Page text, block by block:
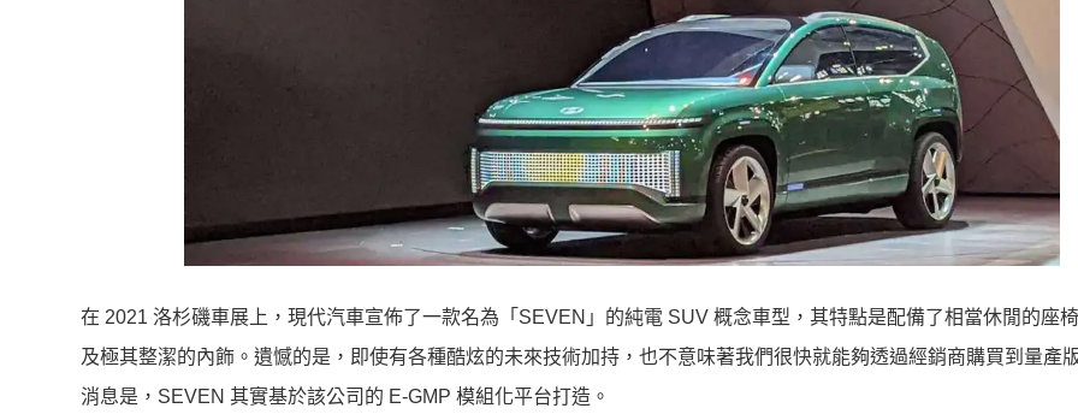
在 2021 洛杉磯車展上，現代汽車宣佈了一款名為「SEVEN」的純電 SUV 概念車型，其特點是配備了相當休閒的座
及極其整潔的內飾。遺憾的是，即使有各種酷炫的未來技術加持，也不意味著我們很快就能夠透過經銷商購買到量產
消息是，SEVEN 其實基於該公司的 E-GMP 模組化平台打造。